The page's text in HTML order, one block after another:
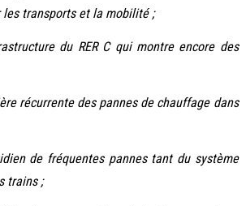
les transports et la mobilité ;
du RER C qui montre encore des
récurrente des pannes de chauffage dans
de fréquentes pannes tant du système
trains ;